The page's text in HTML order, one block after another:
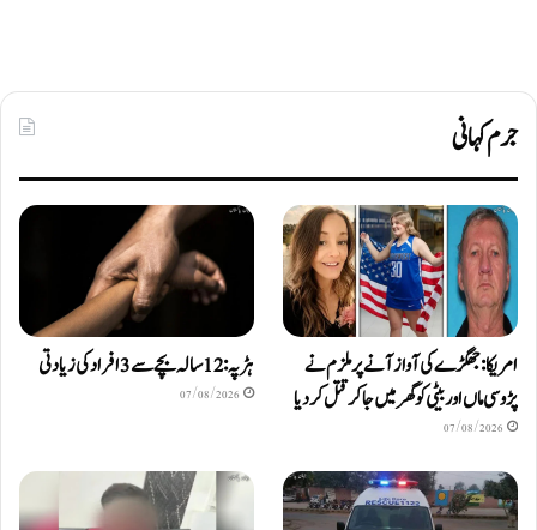
جرم کہانی
امریکا: جھگڑے کی آواز آنے پر ملزم نے
پڑوسی ماں اور بیٹی کو گھر میں جا کر قتل کر دیا
07/08/2026
ہڑپہ: 12 سالہ بچے سے 3 افراد کی زیادتی
07/08/2026